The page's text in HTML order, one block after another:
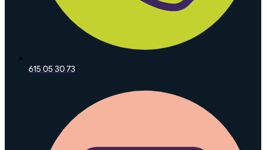
615 05 30 73